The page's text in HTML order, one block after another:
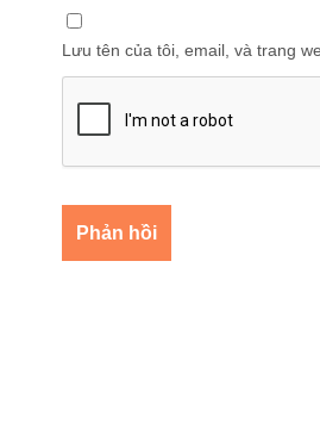
Lưu tên của tôi, email, và trang